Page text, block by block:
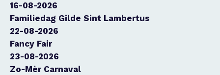
16-08-2026
Familiedag Gilde Sint Lambertus
22-08-2026
Fancy Fair
23-08-2026
Zo-Mèr Carnaval